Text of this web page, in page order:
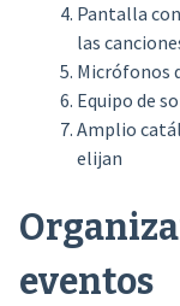
Pantalla
las
Micrófonos
Equipo de
Amplio
elijan
eventos